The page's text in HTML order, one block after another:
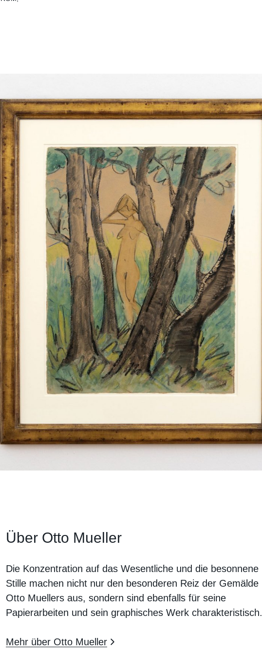
Über Otto Mueller
Die Konzentration auf das Wesentliche und die besonnene
Stille machen nicht nur den besonderen Reiz der Gemälde
Otto Muellers aus, sondern sind ebenfalls für seine
Papierarbeiten und sein graphisches Werk charakteristisch.
Mehr über Otto Mueller